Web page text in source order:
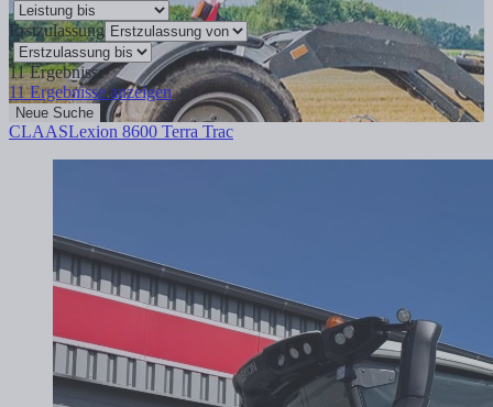
Erstzulassung
11Ergebnisse
11Ergebnisse anzeigen
Neue Suche
CLAASLexion 8600 Terra Trac